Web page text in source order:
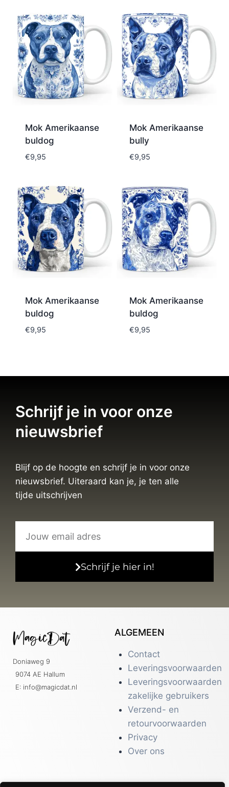
Mok Amerikaanse
buldog
€9,95
Mok Amerikaanse
bully
€9,95
Mok Amerikaanse
buldog
€9,95
Mok Amerikaanse
buldog
€9,95
Schrijf je in voor onze
nieuwsbrief
Blijf op de hoogte en schrijf je in voor onze
nieuwsbrief. Uiteraard kan je, je ten alle
tijde uitschrijven
Schrijf je hier in!
Doniaweg 9
9074 AE Hallum
E: info@magicdat.nl
ALGEMEEN
Contact
Leveringsvoorwaarden
Leveringsvoorwaarden
zakelijke gebruikers
Verzend- en
retourvoorwaarden
Privacy
Over ons